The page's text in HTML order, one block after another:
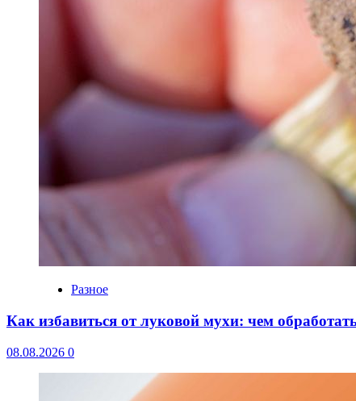
Разное
Как избавиться от луковой мухи: чем
08.08.2026 0